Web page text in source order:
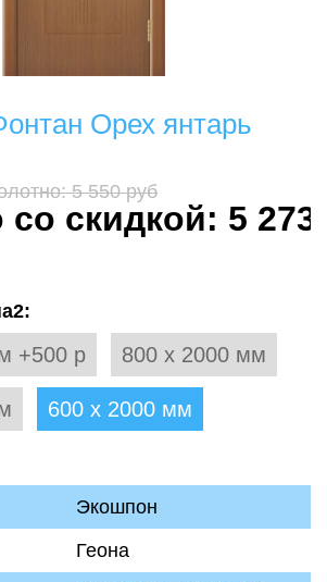
Орех янтарь
5 550 руб
со скидкой: 5 273
+500 р 800 х 2000 мм
600 х 2000 мм
Экошпон
Геона